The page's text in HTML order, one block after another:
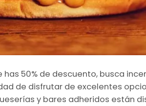
has 50% de descuento, busca
de disfrutar de excelentes
y bares adheridos están